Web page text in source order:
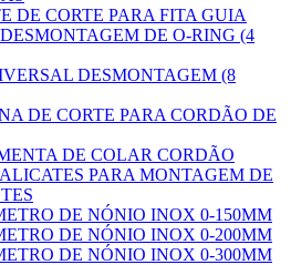
DE CORTE PARA FITA GUIA
DE O-RING (4
DESMONTAGEM (8
DE CORTE PARA CORDÃO DE
DE COLAR CORDÃO
PARA MONTAGEM DE
DE NÓNIO INOX 0-150MM
DE NÓNIO INOX 0-200MM
DE NÓNIO INOX 0-300MM